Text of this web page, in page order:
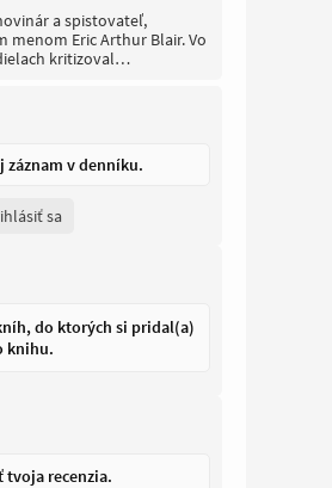
a spistovateľ,
menom Eric Arthur Blair. Vo
kritizoval
socializmu. Svetovú
získal vďaka
1984, ktoré sa zameriavali na
totalitných režimov.
záznam v denníku.
sa
do ktorých si pridal(a)
knihu.
tvoja recenzia.